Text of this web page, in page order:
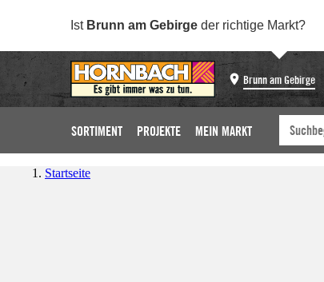
Ist Brunn am Gebirge der richtige Markt?
Brunn am Gebirge
SORTIMENT PROJEKTE MEIN MARKT
Startseite